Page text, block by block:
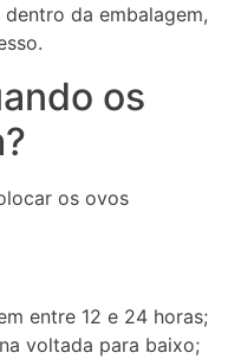
da embalagem,
os
os ovos
entre 12 e 24 horas;
voltada para baixo;